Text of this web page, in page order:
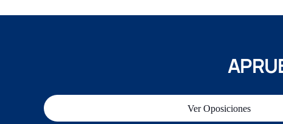
Ver Oposiciones